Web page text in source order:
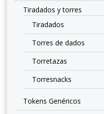
Tiradados y torres
Tiradados
Torres de dados
Torretazas
Torresnacks
Tokens Genéricos